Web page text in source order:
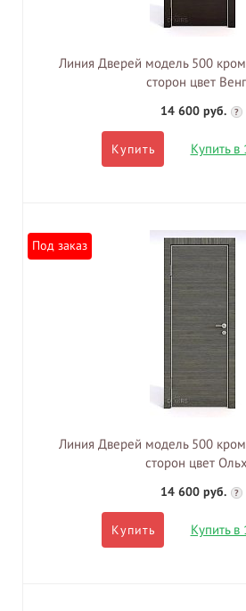
Линия Дверей модель 500
сторон цвет
14 600 руб. ?
Купить Купить в
Под заказ
Линия Дверей модель 500
сторон цвет
14 600 руб. ?
Купить Купить в